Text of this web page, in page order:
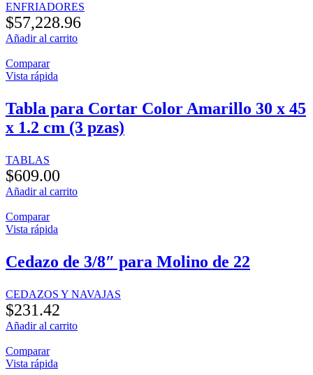
ENFRIADORES
$57,228.96
Añadir al carrito
Comparar
Vista rápida
Tabla para Cortar Color Amarillo 30 x 45
x 1.2 cm (3 pzas)
TABLAS
$609.00
Añadir al carrito
Comparar
Vista rápida
Cedazo de 3/8″ para Molino de 22
CEDAZOS Y NAVAJAS
$231.42
Añadir al carrito
Comparar
Vista rápida